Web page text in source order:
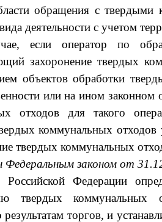
обращения с
деятельности с учетом
если оператор по
захоронение твердых
объектов обработки
или на ином
отходов для такого
коммунальных отходов
твердых коммунальных
Федеральным законом от
Российской Федерации
твердых
торгов, и